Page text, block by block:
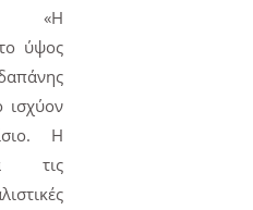
«Η
ύψος
ισχύον
Η
τις